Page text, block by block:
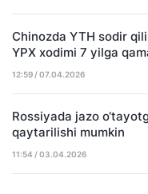
Chinozda YTH sodir
YPX xodimi 7 yilga
12:59 / 07.04.2026
Rossiyada jazo
qaytarilishi mumkin
11:54 / 03.04.2026